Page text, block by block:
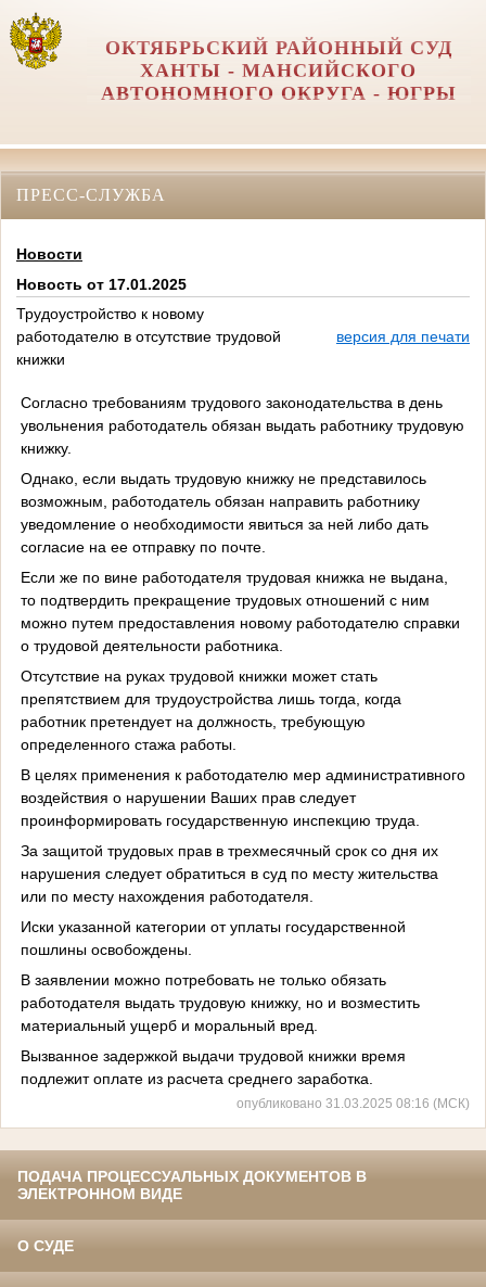
ОКТЯБРЬСКИЙ РАЙОННЫЙ СУД
ХАНТЫ - МАНСИЙСКОГО
АВТОНОМНОГО ОКРУГА - ЮГРЫ
ПРЕСС-СЛУЖБА
Новости
Новость от 17.01.2025
Трудоустройство к новому
работодателю в отсутствие трудовой
книжки
версия для печати
Согласно требованиям трудового законодательства в день
увольнения работодатель обязан выдать работнику трудовую
книжку.
Однако, если выдать трудовую книжку не представилось
возможным, работодатель обязан направить работнику
уведомление о необходимости явиться за ней либо дать
согласие на ее отправку по почте.
Если же по вине работодателя трудовая книжка не выдана,
то подтвердить прекращение трудовых отношений с ним
можно путем предоставления новому работодателю справки
о трудовой деятельности работника.
Отсутствие на руках трудовой книжки может стать
препятствием для трудоустройства лишь тогда, когда
работник претендует на должность, требующую
определенного стажа работы.
В целях применения к работодателю мер административного
воздействия о нарушении Ваших прав следует
проинформировать государственную инспекцию труда.
За защитой трудовых прав в трехмесячный срок со дня их
нарушения следует обратиться в суд по месту жительства
или по месту нахождения работодателя.
Иски указанной категории от уплаты государственной
пошлины освобождены.
В заявлении можно потребовать не только обязать
работодателя выдать трудовую книжку, но и возместить
материальный ущерб и моральный вред.
Вызванное задержкой выдачи трудовой книжки время
подлежит оплате из расчета среднего заработка.
опубликовано 31.03.2025 08:16 (МСК)
ПОДАЧА ПРОЦЕССУАЛЬНЫХ ДОКУМЕНТОВ В
ЭЛЕКТРОННОМ ВИДЕ
О СУДЕ